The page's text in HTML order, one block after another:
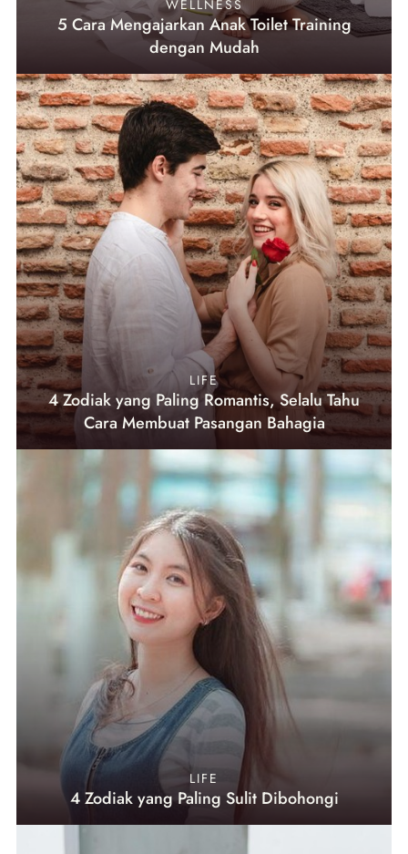
WELLNESS
5 Cara Mengajarkan Anak Toilet Training
dengan Mudah
LIFE
4 Zodiak yang Paling Romantis, Selalu Tahu
Cara Membuat Pasangan Bahagia
LIFE
4 Zodiak yang Paling Sulit Dibohongi